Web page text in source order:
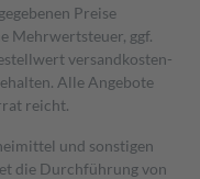
Preise
Mehrwertsteuer, ggf.
versand­kosten­
Alle Angebote
reicht.
und sonstigen
die Durchführung von